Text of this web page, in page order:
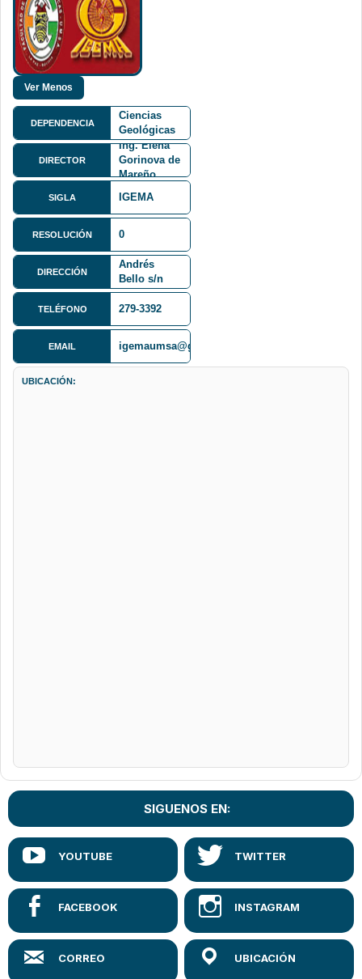
DEPENDENCIA
Ciencias
Geológicas
FCG
DIRECTOR
Ing. Elena
Gorinova de
Mareño
SIGLA IGEMA
RESOLUCIÓN 0
DIRECCIÓN
Calle 27 y
Andrés
Bello s/n
Cota Cota
TELÉFONO 279-3392
EMAIL igemaumsa@gmail.com
UBICACIÓN:
SIGUENOS EN: